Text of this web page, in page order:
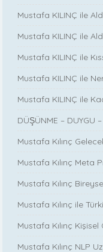
Mustafa KILINÇ ile
Mustafa KILINÇ ile
Mustafa KILINÇ ile
Mustafa KILINÇ ile
Mustafa KILINÇ ile
DÜŞÜNME – DUYGU
Mustafa Kılınç
Mustafa Kılınç Meta
Mustafa Kılınç
Mustafa Kılınç ile
Mustafa Kılınç Kişisel
Mustafa Kılınç NLP